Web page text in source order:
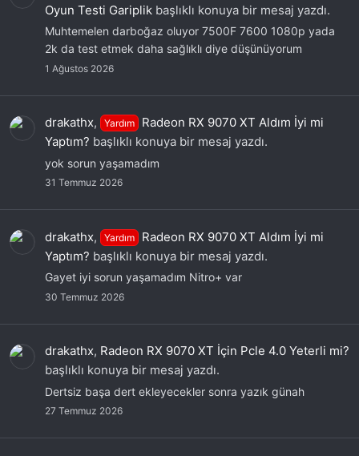
Oyun Testi Gariplik başlıklı konuya bir mesaj yazdı.
Muhtemelen darboğaz oluyor 7500F 7600 1080p yada
2k da test etmek daha sağlıklı diye düşünüyorum
1 Ağustos 2026
drakathx, Yardım
Radeon RX 9070 XT Aldım İyi mi
Yaptım? başlıklı konuya bir mesaj yazdı.
yok sorun yaşamadım
31 Temmuz 2026
drakathx, Yardım
Radeon RX 9070 XT Aldım İyi mi
Yaptım? başlıklı konuya bir mesaj yazdı.
Gayet iyi sorun yaşamadım Nitro+ var
30 Temmuz 2026
drakathx, Radeon RX 9070 XT İçin Pcle 4.0 Yeterli mi?
başlıklı konuya bir mesaj yazdı.
Dertsiz başa dert ekleyecekler sonra yazık günah
27 Temmuz 2026